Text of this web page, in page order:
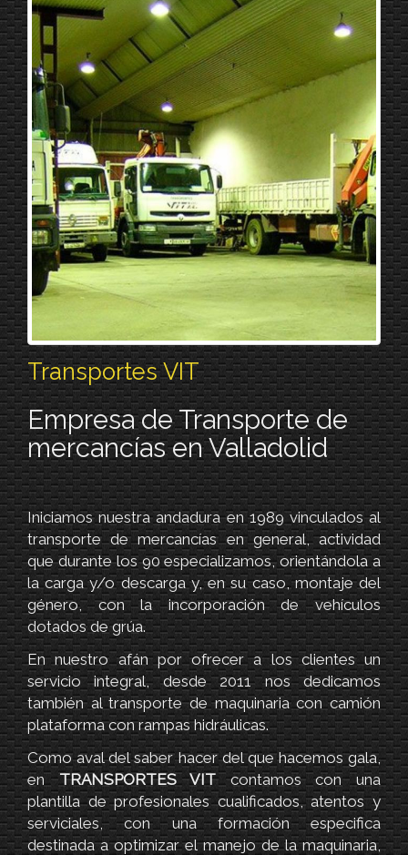
Transportes VIT
Empresa de Transporte de
mercancías en Valladolid
Iniciamos nuestra andadura en 1989 vinculados al
transporte de mercancías en general, actividad
que durante los 90 especializamos, orientándola a
la carga y/o descarga y, en su caso, montaje del
género, con la incorporación de vehículos
dotados de grúa.
En nuestro afán por ofrecer a los clientes un
servicio integral, desde 2011 nos dedicamos
también al transporte de maquinaria con camión
plataforma con rampas hidráulicas.
Como aval del saber hacer del que hacemos gala,
enTRANSPORTES VITcontamos con una
plantilla de profesionales cualificados, atentos y
serviciales, con una formación especifica
destinada a optimizar el manejo de la maquinaria,